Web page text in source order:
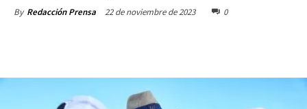
By Redacción Prensa 22 de noviembre de 2023 0